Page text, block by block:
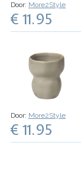
Door: More2Style
€ 11.95
Door: More2Style
€ 11.95